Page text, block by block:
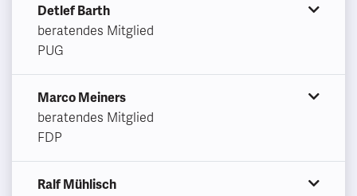
Detlef Barth
beratendes Mitglied
PUG
Marco Meiners
beratendes Mitglied
FDP
Ralf Mühlisch